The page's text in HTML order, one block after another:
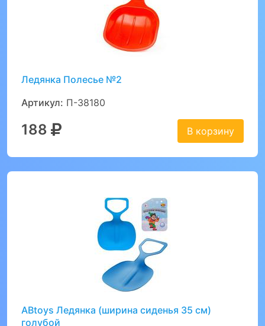
Ледянка Полесье №2
Артикул: П-38180
188 В корзину
ABtoys Ледянка (ширина сиденья 35 см)
голубой